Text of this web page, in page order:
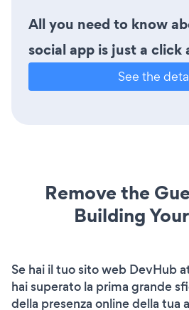
All you need to know
social app is just a click
See the
Remove the
Building
Se hai il tuo sito web DevHub
hai superato la prima grande
della presenza online della tua